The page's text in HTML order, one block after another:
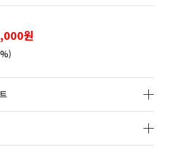
원